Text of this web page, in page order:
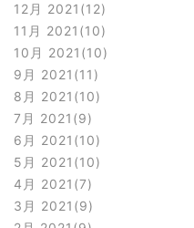
12月 2021 12
11月 2021 10
10月 2021 10
9月 2021 11
8月 2021 10
7月 2021 9
6月 2021 10
5月 2021 10
4月 2021 7
3月 2021 9